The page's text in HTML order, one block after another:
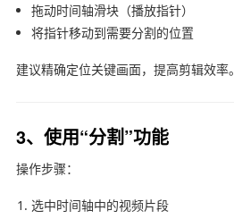
拖动时间轴滑块（播放指针）
将指针移动到需要分割的位置
建议精确定位关键画面，提高剪辑效率。
3、使用“分割”功能
操作步骤：
选中时间轴中的视频片段